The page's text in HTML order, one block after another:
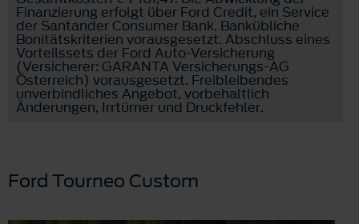
Finanzierung erfolgt über Ford Credit, ein Service
der Santander Consumer Bank. Bankübliche
Bonitätskriterien vorausgesetzt. Abschluss eines
Vorteilssets der Ford Auto-Versicherung
(Versicherer: GARANTA Versicherungs-AG
Österreich) vorausgesetzt. Freibleibendes
unverbindliches Angebot, vorbehaltlich
Änderungen, Irrtümer und Druckfehler.
Ford Tourneo Custom